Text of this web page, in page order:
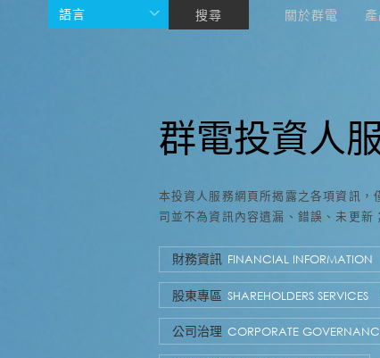
語言 搜尋 關於群電
群電投資人
本投資人服務網頁所揭露之各項資訊
司並不為資訊內容遺漏、錯誤、未更新
財務資訊 FINANCIAL INFORMATION
股東專區 SHAREHOLDERS SERVICES
公司治理 CORPORATE